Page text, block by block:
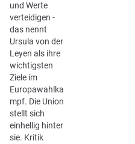
und Werte
verteidigen -
das nennt
Ursula von der
Leyen als ihre
wichtigsten
Ziele im
Europawahlka
mpf. Die Union
stellt sich
einhellig hinter
sie. Kritik